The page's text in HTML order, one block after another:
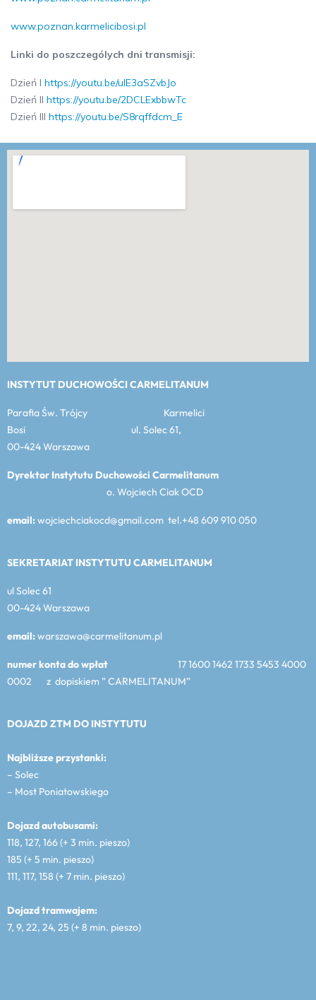
www.poznan.karmelicibosi.pl
Linki do poszczególych dni transmisji:
Dzień I https://youtu.be/uIE3aSZvbJo
Dzień II https://youtu.be/2DCLExbbwTc
Dzień III https://youtu.be/S8rqffdcm_E
INSTYTUT DUCHOWOŚCI CARMELITANUM
Parafia Św. Trójcy Karmelici
Bosi ul. Solec 61,
00-424 Warszawa
Dyrektor Instytutu Duchowości Carmelitanum
o. Wojciech Ciak OCD
email:wojciechciakocd@gmail.com tel.+48 609 910 050
SEKRETARIAT INSTYTUTU CARMELITANUM
ul Solec 61
00-424 Warszawa
email:warszawa@carmelitanum.pl
numer konta do wpłat 17 1600 1462 1733 5453 4000
0002 z dopiskiem ” CARMELITANUM”
DOJAZD ZTM DO INSTYTUTU
Najbliższe przystanki:
– Solec
– Most Poniatowskiego
Dojazd autobusami:
118, 127, 166 (+ 3 min. pieszo)
185 (+ 5 min. pieszo)
111, 117, 158 (+ 7 min. pieszo)
Dojazd tramwajem:
7, 9, 22, 24, 25 (+ 8 min. pieszo)